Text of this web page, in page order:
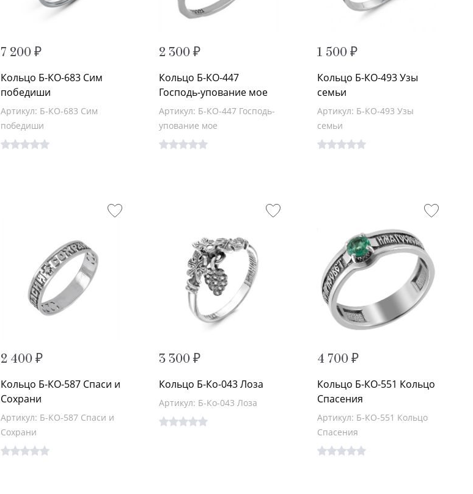
7 200 ₽
Кольцо Б-КО-683 Сим
победиши
Артикул: Б-КО-683 Сим
победиши
2 300 ₽
Кольцо Б-КО-447
Господь-упование мое
Артикул: Б-КО-447 Господь-
упование мое
1 500 ₽
Кольцо Б-КО-493 Узы
семьи
Артикул: Б-КО-493 Узы
семьи
2 400 ₽
Кольцо Б-КО-587 Спаси и
Сохрани
Артикул: Б-КО-587 Спаси и
Сохрани
3 300 ₽
Кольцо Б-Ко-043 Лоза
Артикул: Б-Ко-043 Лоза
4 700 ₽
Кольцо Б-КО-551 Кольцо
Спасения
Артикул: Б-КО-551 Кольцо
Спасения